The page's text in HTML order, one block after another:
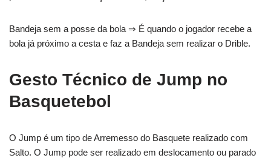
Bandeja sem a posse da bola ⇒ É quando o jogador recebe a
bola já próximo a cesta e faz a Bandeja sem realizar o Drible.
Gesto Técnico de Jump no
Basquetebol
O Jump é um tipo de Arremesso do Basquete realizado com
Salto. O Jump pode ser realizado em deslocamento ou parado